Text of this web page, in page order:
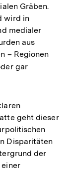
Gräben.
wird in
medialer
aus
– Regionen
gar
geht dieser
Disparitäten
der